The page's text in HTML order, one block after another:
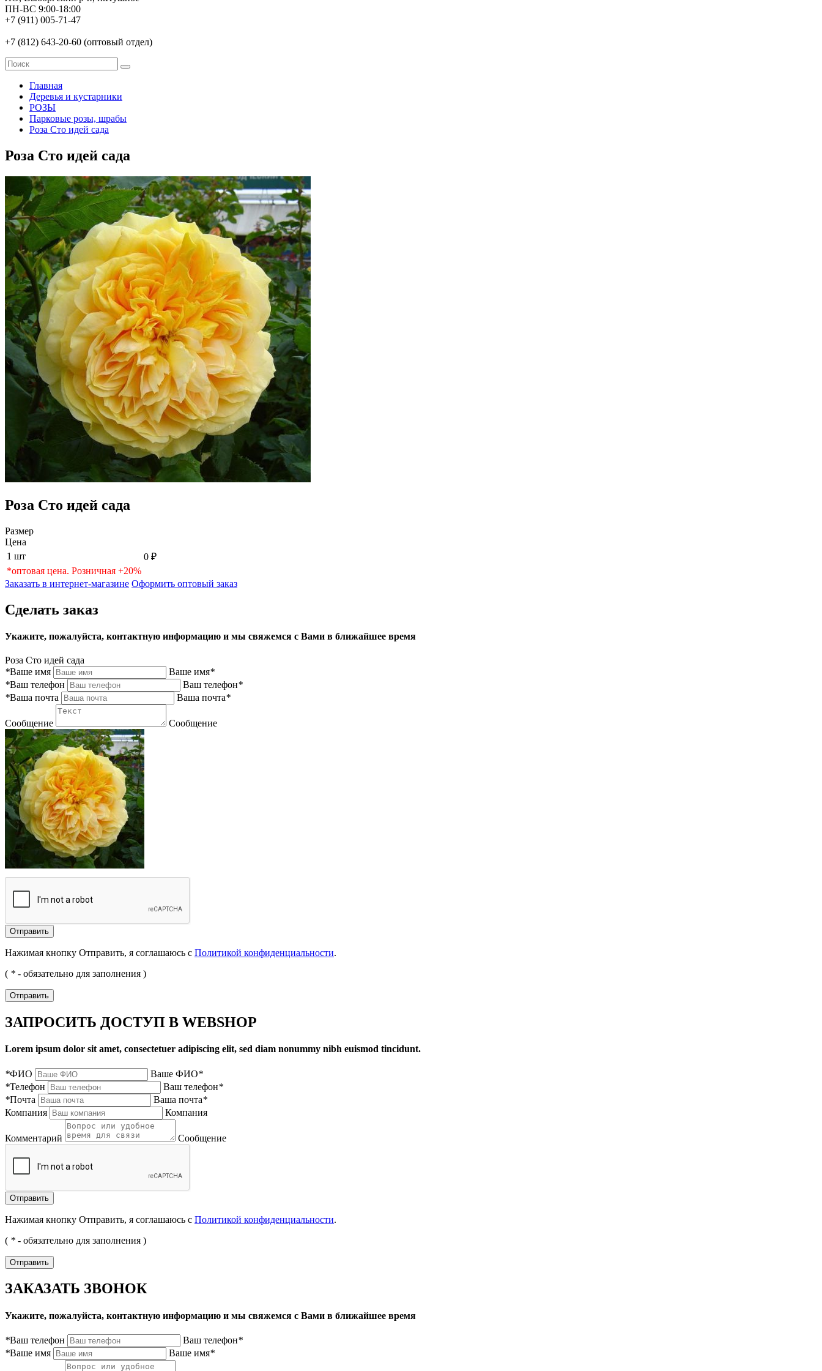
ПН-ВС 9:00-18:00
+7 (911) 005-71-47
+7 (812) 643-20-60 (оптовый отдел)
Главная
Деревья и кустарники
РОЗЫ
Парковые розы, шрабы
Роза Сто идей сада
Роза Сто идей сада
Роза Сто идей сада
Размер
Цена
1 шт
0 ₽
*оптовая цена. Розничная +20%
Заказать в интернет-магазине Оформить оптовый заказ
Сделать заказ
Укажите, пожалуйста, контактную информацию и мы свяжемся с Вами в ближайшее время
Роза Сто идей сада
*Ваше имя Ваше имя*
*Ваш телефон Ваш телефон*
*Ваша почта Ваша почта*
Сообщение Сообщение
Отправить
Нажимая кнопку Отправить, я соглашаюсь с Политикой конфиденциальности.
( * - обязательно для заполнения )
Отправить
ЗАПРОСИТЬ ДОСТУП В WEBSHOP
Lorem ipsum dolor sit amet, consectetuer adipiscing elit, sed diam nonummy nibh euismod tincidunt.
*ФИО Ваше ФИО*
*Телефон Ваш телефон*
*Почта Ваша почта*
Компания
Компания
Комментарий Сообщение
Нажимая кнопку Отправить, я соглашаюсь с Политикой конфиденциальности.
( * - обязательно для заполнения )
ЗАКАЗАТЬ ЗВОНОК
Укажите, пожалуйста, контактную информацию и мы свяжемся с Вами в ближайшее время
*Ваш телефон Ваш телефон*
*Ваше имя Ваше имя*